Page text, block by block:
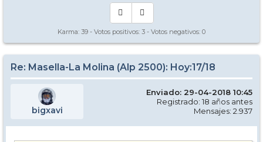
Karma: 39 - Votos positivos: 3 - Votos negativos: 0
Re: Masella-La Molina (Alp 2500): Hoy:17/18
bigxavi
Enviado: 29-04-2018 10:45
Registrado: 18 años antes
Mensajes: 2.937